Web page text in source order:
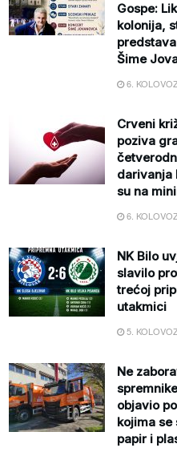
Gospe:
kolonija,
Šime
6.
Crveni
poziva
darivanja
su na
6.
NK Bilo
slavilo
trećoj
utakmici
5.
Ne
objavio
kojima se
papir i